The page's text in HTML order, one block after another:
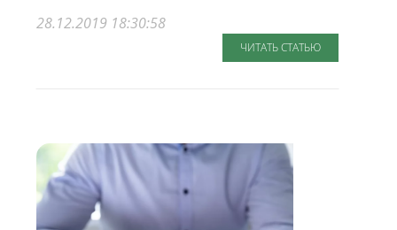
28.12.2019 18:30:58
ЧИТАТЬ СТАТЬЮ